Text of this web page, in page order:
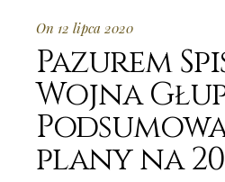
On 12 lipca 2020
Pazurem
Wojna
plany na